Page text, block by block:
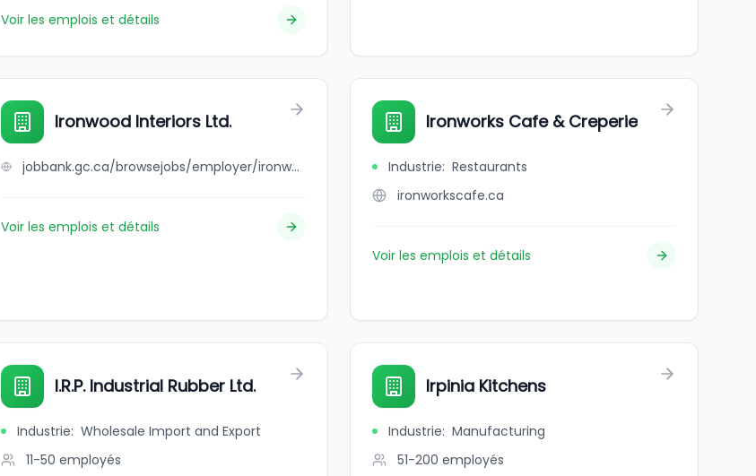
Voir les emplois et détails
Ironwood Interiors Ltd.
jobbank.gc.ca/browsejobs/employer/ironwood+interiors+ltd./ca
Voir les emplois et détails
Ironworks Cafe & Creperie
Industrie: Restaurants
ironworkscafe.ca
Voir les emplois et détails
I.R.P. Industrial Rubber Ltd.
Industrie: Wholesale Import and Export
11-50 employés
Irpinia Kitchens
Industrie: Manufacturing
51-200 employés